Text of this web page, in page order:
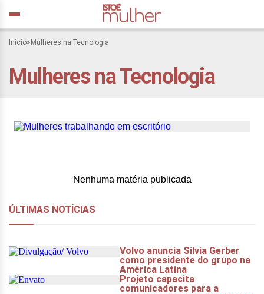
Início> Mulheres na Tecnologia
Mulheres na Tecnologia
Programa Ativa Sua
Carreira oferece bolsas
Nenhuma matéria publicada